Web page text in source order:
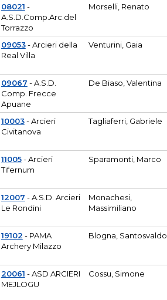
08021 -
A.S.D.Comp.Arc.del
Torrazzo
Morselli, Renato
09053- Arcieri della
Real Villa
Venturini, Gaia
09067 - A.S.D.
Comp. Frecce
Apuane
De Biaso, Valentina
10003- Arcieri
Civitanova
Tagliaferri, Gabriele
11005- Arcieri
Tifernum
Sparamonti, Marco
12007 - A.S.D. Arcieri
Le Rondini
Monachesi,
Massimiliano
19102 - PAMA
Archery Milazzo
Blogna, Santosvaldo
20061 - ASD ARCIERI
MEJLOGU
Cossu, Simone